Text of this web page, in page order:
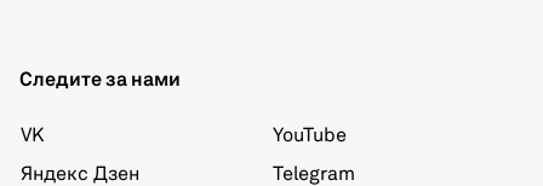
Следите за нами
VK
Яндекс Дзен
YouTube
Telegram